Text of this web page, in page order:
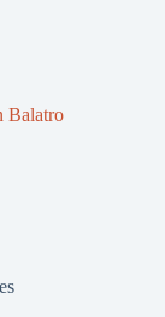
Balatro